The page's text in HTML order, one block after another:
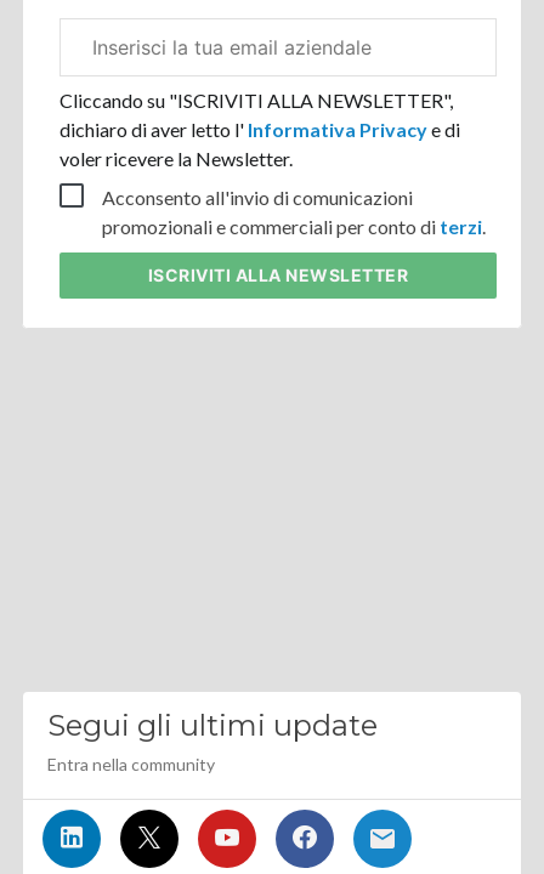
aziendale
Cliccando su "ISCRIVITI ALLA NEWSLETTER",
dichiaro di aver letto l' Informativa Privacye di
voler ricevere la Newsletter.
Acconsento all'invio di comunicazioni
promozionali e commerciali per conto di terzi.
ISCRIVITI ALLA NEWSLETTER
Segui gli ultimi update
Entra nella community